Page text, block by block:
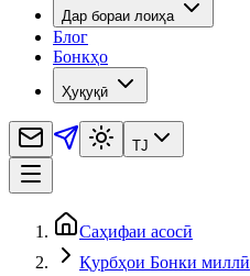
Дар бораи лоиҳа
Блог
Бонкҳо
Ҳуқуқӣ
TJ
Саҳифаи асосӣ
Қурбҳои Бонки миллӣ